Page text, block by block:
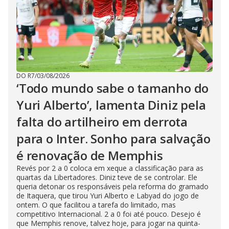
DO R7/03/08/2026
‘Todo mundo sabe o tamanho do
Yuri Alberto’, lamenta Diniz pela
falta do artilheiro em derrota
para o Inter. Sonho para salvação
é renovação de Memphis
Revés por 2 a 0 coloca em xeque a classificação para as
quartas da Libertadores. Diniz teve de se controlar. Ele
queria detonar os responsáveis pela reforma do gramado
de Itaquera, que tirou Yuri Alberto e Labyad do jogo de
ontem. O que facilitou a tarefa do limitado, mas
competitivo Internacional. 2 a 0 foi até pouco. Desejo é
que Memphis renove, talvez hoje, para jogar na quinta-